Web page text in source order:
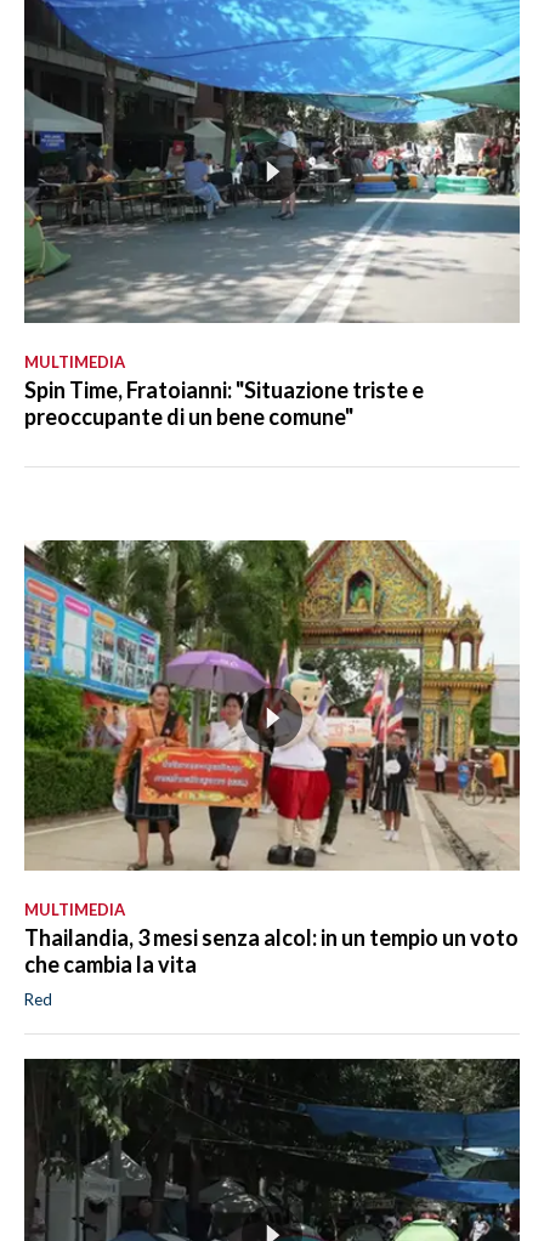
MULTIMEDIA
Spin Time, Fratoianni: "Situazione triste e
preoccupante di un bene comune"
MULTIMEDIA
Thailandia, 3 mesi senza alcol: in un tempio un voto
che cambia la vita
Red